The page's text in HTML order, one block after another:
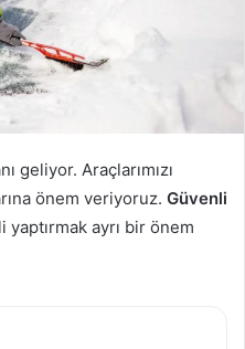
geliyor. Araçlarımızı
önem veriyoruz. Güvenli
yaptırmak ayrı bir önem